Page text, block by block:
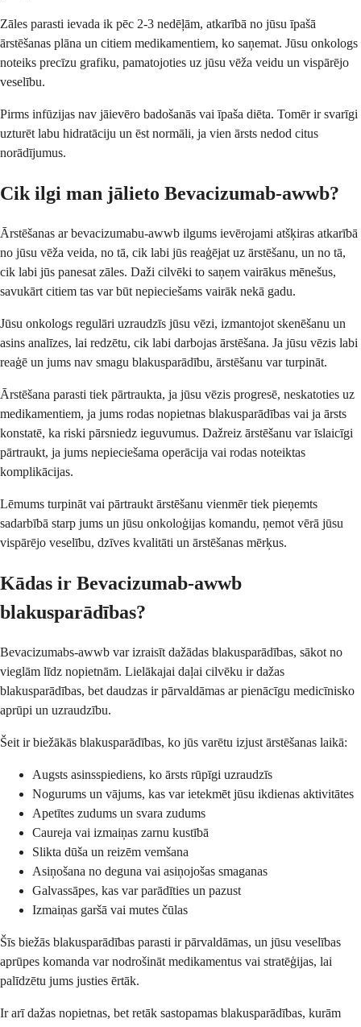
Zāles parasti ievada ik pēc 2-3 nedēļām, atkarībā no jūsu īpašā
ārstēšanas plāna un citiem medikamentiem, ko saņemat. Jūsu onkologs
noteiks precīzu grafiku, pamatojoties uz jūsu vēža veidu un vispārējo
veselību.
Pirms infūzijas nav jāievēro badošanās vai īpaša diēta. Tomēr ir svarīgi
uzturēt labu hidratāciju un ēst normāli, ja vien ārsts nedod citus
norādījumus.
Cik ilgi man jālieto Bevacizumab-awwb?
Ārstēšanas ar bevacizumabu-awwb ilgums ievērojami atšķiras atkarībā
no jūsu vēža veida, no tā, cik labi jūs reaģējat uz ārstēšanu, un no tā,
cik labi jūs panesat zāles. Daži cilvēki to saņem vairākus mēnešus,
savukārt citiem tas var būt nepieciešams vairāk nekā gadu.
Jūsu onkologs regulāri uzraudzīs jūsu vēzi, izmantojot skenēšanu un
asins analīzes, lai redzētu, cik labi darbojas ārstēšana. Ja jūsu vēzis labi
reaģē un jums nav smagu blakusparādību, ārstēšanu var turpināt.
Ārstēšana parasti tiek pārtraukta, ja jūsu vēzis progresē, neskatoties uz
medikamentiem, ja jums rodas nopietnas blakusparādības vai ja ārsts
konstatē, ka riski pārsniedz ieguvumus. Dažreiz ārstēšanu var īslaicīgi
pārtraukt, ja jums nepieciešama operācija vai rodas noteiktas
komplikācijas.
Lēmums turpināt vai pārtraukt ārstēšanu vienmēr tiek pieņemts
sadarbībā starp jums un jūsu onkoloģijas komandu, ņemot vērā jūsu
vispārējo veselību, dzīves kvalitāti un ārstēšanas mērķus.
Kādas ir Bevacizumab-awwb
blakusparādības?
Bevacizumabs-awwb var izraisīt dažādas blakusparādības, sākot no
vieglām līdz nopietnām. Lielākajai daļai cilvēku ir dažas
blakusparādības, bet daudzas ir pārvaldāmas ar pienācīgu medicīnisko
aprūpi un uzraudzību.
Šeit ir biežākās blakusparādības, ko jūs varētu izjust ārstēšanas laikā:
Augsts asinsspiediens, ko ārsts rūpīgi uzraudzīs
Nogurums un vājums, kas var ietekmēt jūsu ikdienas aktivitātes
Apetītes zudums un svara zudums
Caureja vai izmaiņas zarnu kustībā
Slikta dūša un reizēm vemšana
Asiņošana no deguna vai asiņojošas smaganas
Galvassāpes, kas var parādīties un pazust
Izmaiņas garšā vai mutes čūlas
Šīs biežās blakusparādības parasti ir pārvaldāmas, un jūsu veselības
aprūpes komanda var nodrošināt medikamentus vai stratēģijas, lai
palīdzētu jums justies ērtāk.
Ir arī dažas nopietnas, bet retāk sastopamas blakusparādības, kurām